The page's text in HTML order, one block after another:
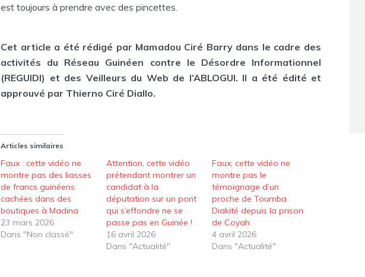
est toujours à prendre avec des pincettes.
Cet article a été rédigé par Mamadou Ciré Barry dans le cadre des
activités du Réseau Guinéen contre le Désordre Informationnel
(REGUIDI) et des Veilleurs du Web de l’ABLOGUI. Il a été édité et
approuvé par Thierno Ciré Diallo.
Articles similaires
Faux : cette vidéo ne
montre pas des liasses
de francs guinéens
cachées dans des
boutiques à Madina
23 mars 2026
Dans "Non classé"
Attention, cette vidéo
prétendant montrer un
candidat à la
députation sur un pont
qui s’effondre ne se
passe pas en Guinée !
16 avril 2026
Dans "Actualité"
Faux, cette vidéo ne
montre pas le
témoignage d’un
proche de Toumba
Diakité depuis la prison
de Coyah
4 avril 2026
Dans "Actualité"